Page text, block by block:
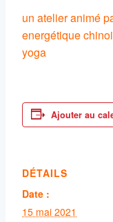
un atelier animé
energétique
yoga
Ajouter au
DÉTAILS
Date :
15 mai 2021